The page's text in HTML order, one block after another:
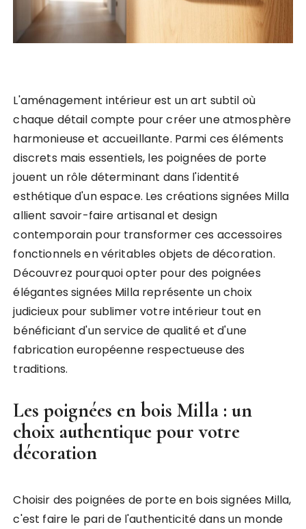
L'aménagement intérieur est un art subtil où
chaque détail compte pour créer une atmosphère
harmonieuse et accueillante. Parmi ces éléments
discrets mais essentiels, les poignées de porte
jouent un rôle déterminant dans l'identité
esthétique d'un espace. Les créations signées Milla
allient savoir-faire artisanal et design
contemporain pour transformer ces accessoires
fonctionnels en véritables objets de décoration.
Découvrez pourquoi opter pour des poignées
élégantes signées Milla représente un choix
judicieux pour sublimer votre intérieur tout en
bénéficiant d'un service de qualité et d'une
fabrication européenne respectueuse des
traditions.
Les poignées en bois Milla : un
choix authentique pour votre
décoration
Choisir des poignées de porte en bois signées Milla,
c'est faire le pari de l'authenticité dans un monde